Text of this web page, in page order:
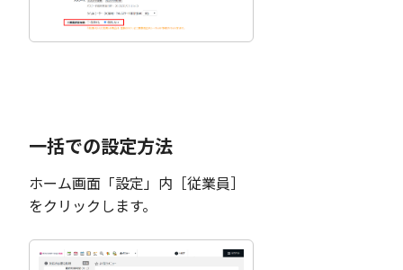
一括での設定方法
ホーム画面「設定」内［従業員］
をクリックします。